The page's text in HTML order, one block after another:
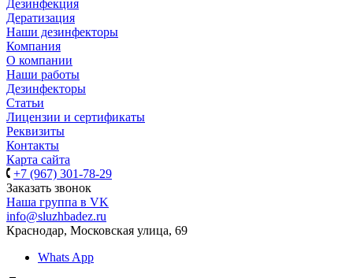
Дезинфекция
Дератизация
Наши дезинфекторы
Компания
О компании
Наши работы
Дезинфекторы
Статьи
Лицензии и сертификаты
Реквизиты
Контакты
Карта сайта
+7 (967) 301-78-29
Заказать звонок
Наша группа в VK
info@sluzhbadez.ru
Краснодар, Московская улица, 69
Whats App